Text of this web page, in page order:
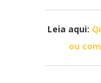
Leia aqui:
ou